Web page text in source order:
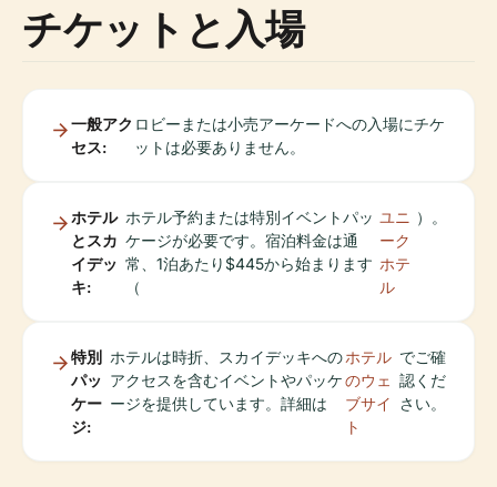
チケットと入場
一般アク
セス:
ロビーまたは小売アーケードへの入場にチケ
ットは必要ありません。
ホテル
とスカ
イデッ
キ:
ホテル予約または特別イベントパッ
ケージが必要です。宿泊料金は通
常、1泊あたり$445から始まります
（
ユニ
ーク
ホテ
ル
）。
特別
パッ
ケー
ジ:
ホテルは時折、スカイデッキへの
アクセスを含むイベントやパッケ
ージを提供しています。詳細は
ホテル
のウェ
ブサイ
ト
でご確
認くだ
さい。